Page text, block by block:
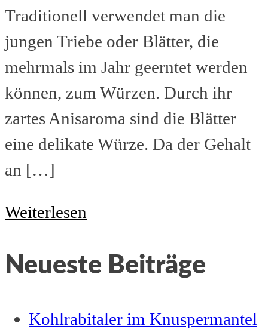
Traditionell verwendet man die
jungen Triebe oder Blätter, die
mehrmals im Jahr geerntet werden
können, zum Würzen. Durch ihr
zartes Anisaroma sind die Blätter
eine delikate Würze. Da der Gehalt
an […]
Weiterlesen
selbst
Neueste Beiträge
Kohlrabitaler im Knuspermantel